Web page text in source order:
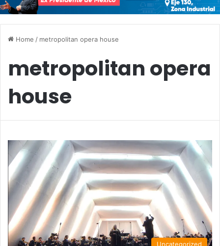
Home / metropolitan opera house
metropolitan opera
house
Uncategorized